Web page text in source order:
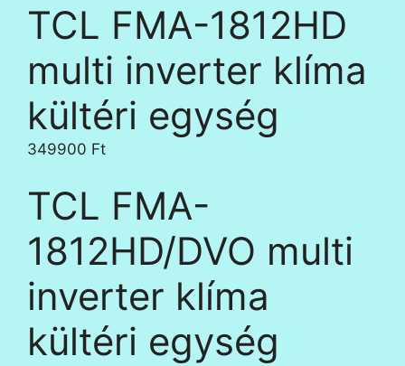
TCL FMA-1812HD
multi inverter klíma
kültéri egység
349900 Ft
TCL FMA-
1812HD/DVO multi
inverter klíma
kültéri egység